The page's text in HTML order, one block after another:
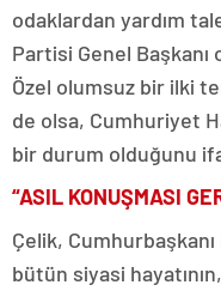
odaklardan yardım
Partisi Genel Başkanı
Özel olumsuz bir ilki
de olsa, Cumhuriyet
bir durum olduğunu
“ASIL KONUŞMASI
Çelik,
bütün siyasi